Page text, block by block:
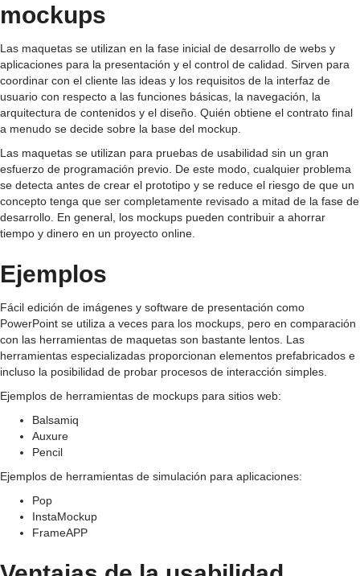
mockups
Las maquetas se utilizan en la fase inicial de desarrollo de webs y
aplicaciones para la presentación y el control de calidad. Sirven para
coordinar con el cliente las ideas y los requisitos de la interfaz de
usuario con respecto a las funciones básicas, la navegación, la
arquitectura de contenidos y el diseño. Quién obtiene el contrato final
a menudo se decide sobre la base del mockup.
Las maquetas se utilizan para pruebas de usabilidad sin un gran
esfuerzo de programación previo. De este modo, cualquier problema
se detecta antes de crear el prototipo y se reduce el riesgo de que un
concepto tenga que ser completamente revisado a mitad de la fase de
desarrollo. En general, los mockups pueden contribuir a ahorrar
tiempo y dinero en un proyecto online.
Ejemplos
Fácil edición de imágenes y software de presentación como
PowerPoint se utiliza a veces para los mockups, pero en comparación
con las herramientas de maquetas son bastante lentos. Las
herramientas especializadas proporcionan elementos prefabricados e
incluso la posibilidad de probar procesos de interacción simples.
Ejemplos de herramientas de mockups para sitios web:
Balsamiq
Auxure
Pencil
Ejemplos de herramientas de simulación para aplicaciones:
Pop
InstaMockup
FrameAPP